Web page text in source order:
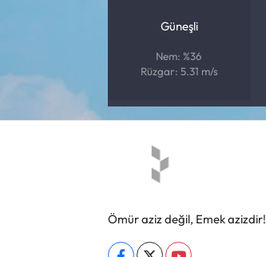
Güneşli
Nem: %36
Rüzgar: 5.31 m/s
Ömür aziz değil, Emek azizdir!